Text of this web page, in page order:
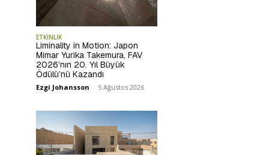
ETKİNLİK
Liminality in Motion: Japon
Mimar Yurika Takemura, FAV
2026’nın 20. Yıl Büyük
Ödülü’nü Kazandı
Ezgi Johansson - 5 Ağustos 2026